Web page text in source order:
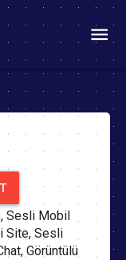
Sesli Mobil
Site, Sesli
Görüntülü